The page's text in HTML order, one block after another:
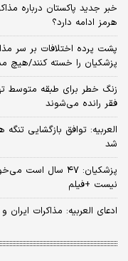
خبر جدید پاکستان درباره
هرمز ادامه دارد؟
پشت پرده اختلافات بر سر
پزشکیان را خسته کنند/هیچ
زنگ خطر برای طبقه متوسط
فقر رانده می‌شوند
شد
پزشکیان: ۴۷ سال
نیست +فیلم
ادعای العربیه: مذاکرات